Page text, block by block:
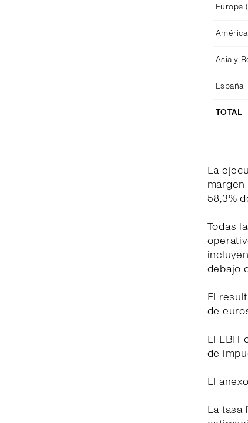
Europa
América
Asia y
España
TOTAL
La
margen
58,3%
Todas
debajo
El
de
El EBIT
de
El
La tasa